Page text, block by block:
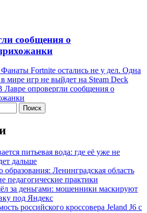
сообщения о
Фанаты Fortnite остались не у дел. Одна
мире игр не выйдет на Steam Deck
Лавре опровергли сообщения о
питьевая вода: где её уже не
дальше
образования: Ленинградская область
педагогические практики
за деньгами: мошенники маскируют
под Яндекс
российского кроссовера Jeland J6 с